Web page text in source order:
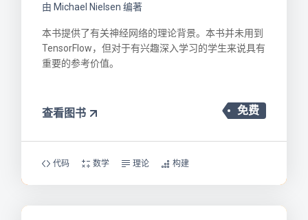
由 Michael Nielsen 编著
本书提供了有关神经网络的理论背景。本书并未用到
TensorFlow，但对于有兴趣深入学习的学生来说具有
重要的参考价值。
免费
查看图书
代码 数学 理论 构建